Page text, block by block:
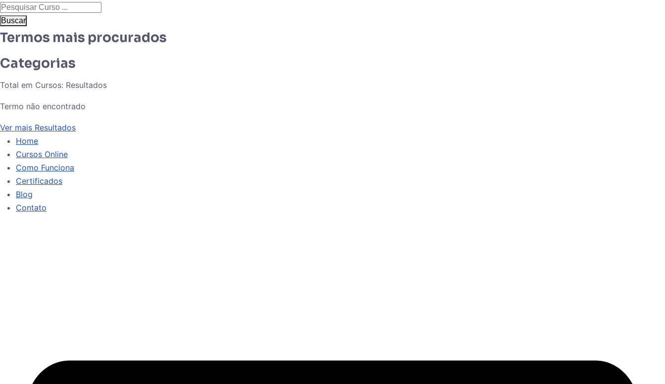
Buscar
Termos mais procurados
Categorias
Total em Cursos: Resultados
Termo não encontrado
Ver mais Resultados
Home
Cursos Online
Como Funciona
Certificados
Blog
Contato